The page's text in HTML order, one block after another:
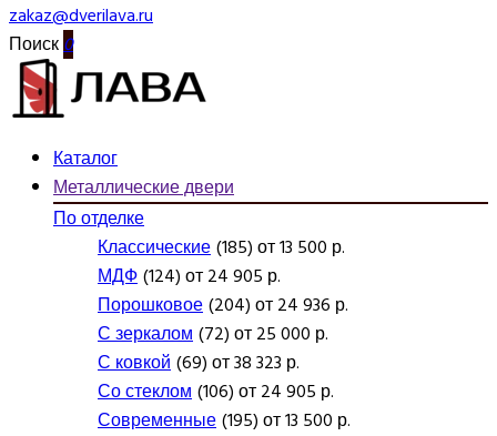
zakaz@dverilava.ru
Поиск0
Каталог
Металлические двери
По отделке
Классические(185) от 13 500 р.
МДФ(124) от 24 905 р.
Порошковое(204) от 24 936 р.
С зеркалом(72) от 25 000 р.
С ковкой(69) от 38 323 р.
Со стеклом(106) от 24 905 р.
Современные(195) от 13 500 р.